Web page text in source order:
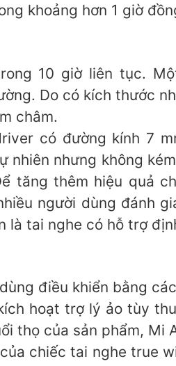
khoảng hơn 1 giờ
10 giờ liên tục.
Do có kích thước
châm.
có đường kính 7
nhưng không
tăng thêm hiệu quả
người dùng đánh
tai nghe có hỗ trợ
điều khiển bằng
hoạt trợ lý ảo tùy
thọ của sản phẩm, Mi
chiếc tai nghe true